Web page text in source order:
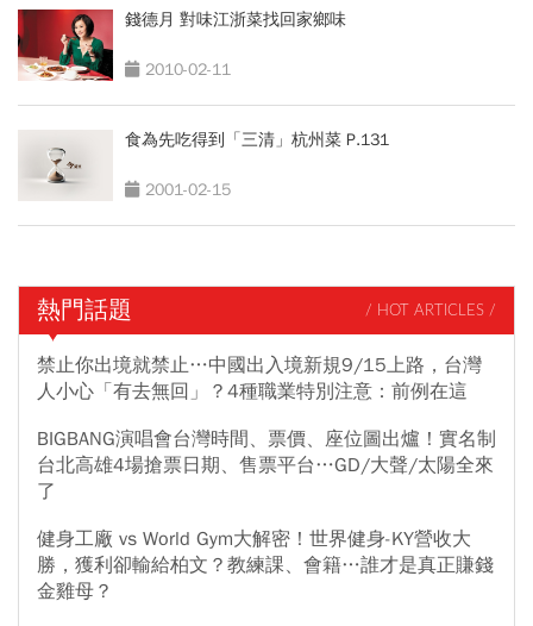
錢德月 對味江浙菜找回家鄉味
2010-02-11
食為先吃得到「三清」杭州菜 P.131
2001-02-15
熱門話題 / HOT ARTICLES /
禁止你出境就禁止…中國出入境新規9/15上路，台灣
人小心「有去無回」？4種職業特別注意：前例在這
BIGBANG演唱會台灣時間、票價、座位圖出爐！實名制
台北高雄4場搶票日期、售票平台…GD/大聲/太陽全來
了
健身工廠 vs World Gym大解密！世界健身-KY營收大
勝，獲利卻輸給柏文？教練課、會籍…誰才是真正賺錢
金雞母？